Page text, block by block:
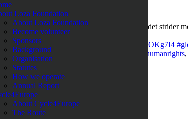
Loza Foundation
About Loza Foundation
Become volunteer
Sponsors
Background
Organisation
Statutes
How we operate
Annual Report
About Cycle4Europe
The Route
barn i Nordmakedonien nekas skolgång, det
https://t.co/fBWwTAVOh9
minskad fattigdom i Europa.
https://t.co/LQegOKg7I4
bättrehttps://t.co/TegpmZdcSC #humanrights,
432 45 Varberg, Sweden